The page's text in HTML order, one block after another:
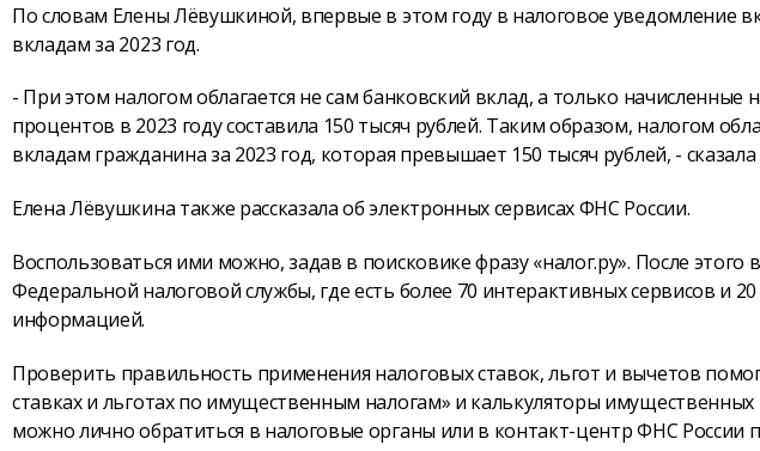
По словам Елены Лёвушкиной, впервые в этом году в налоговое уведомление
вкладам за 2023 год.
- При этом налогом облагается не сам банковский вклад, а только начисленные
процентов в 2023 году составила 150 тысяч рублей. Таким образом, налогом
вкладам гражданина за 2023 год, которая превышает 150 тысяч рублей, - сказала
Елена Лёвушкина также рассказала об электронных сервисах ФНС России.
Воспользоваться ими можно, задав в поисковике фразу «налог.ру». После этого
Федеральной налоговой службы, где есть более 70 интерактивных сервисов и
информацией.
Проверить правильность применения налоговых ставок, льгот и вычетов
ставках и льготах по имущественным налогам» и калькуляторы имущественных
можно лично обратиться в налоговые органы или в контакт-центр ФНС России